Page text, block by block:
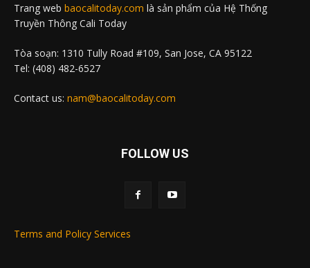
Trang web baocalitoday.com là sản phẩm của Hệ Thống
Truyền Thông Cali Today
Tòa soạn: 1310 Tully Road #109, San Jose, CA 95122
Tel: (408) 482-6527
Contact us: nam@baocalitoday.com
FOLLOW US
Terms and Policy Services